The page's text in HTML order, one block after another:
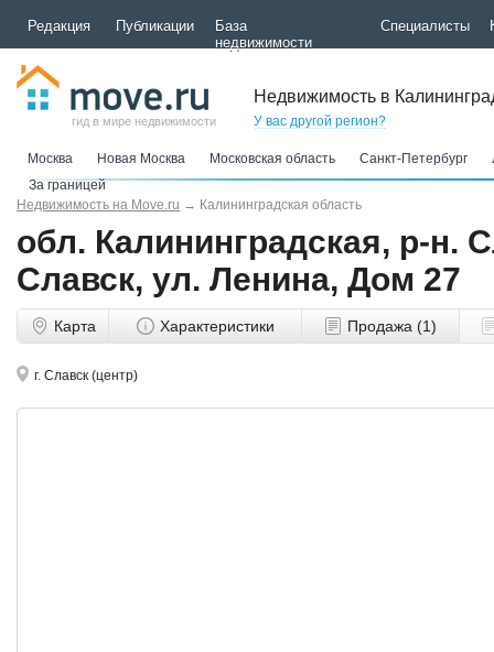
Редакция Публикации
База
недвижимости
Специалисты
гид в мире недвижимости
Недвижимость в
У вас другой регион?
Москва Новая Москва Московская область Санкт-Петербург
За границей
Недвижимость на Move.ru → Калининградская область
обл. Калининградская, р-н.
Славск, ул. Ленина, Дом 27
Карта Характеристики Продажа (1)
г. Славск (центр)